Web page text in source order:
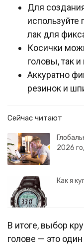
Для
лак для
Косички
головы, так
Аккуратно
резинок и
Сейчас читают
2026
Как я
В итоге, выбор
голове — это